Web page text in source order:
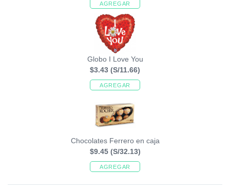
AGREGAR
Globo I Love You
$3.43 (S/11.66)
AGREGAR
Chocolates Ferrero en caja
$9.45 (S/32.13)
AGREGAR